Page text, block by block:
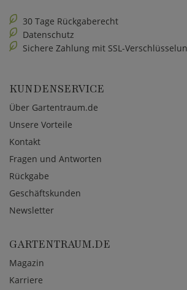
30 Tage Rückgaberecht
Datenschutz
Sichere Zahlung mit SSL-
KUNDENSERVICE
Über Gartentraum.de
Unsere Vorteile
Kontakt
Fragen und Antworten
Rückgabe
Geschäftskunden
Newsletter
GARTENTRAUM.DE
Magazin
Karriere